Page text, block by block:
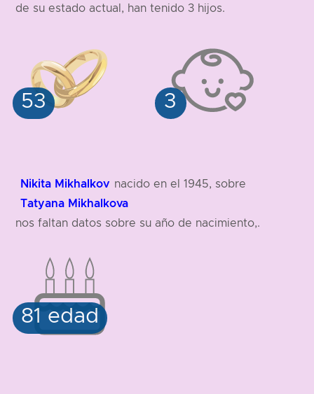
de su estado actual, han tenido 3 hijos.
Nikita Mikhalkov nacido en el 1945, sobre
Tatyana Mikhalkova
nos faltan datos sobre su año de nacimiento,.